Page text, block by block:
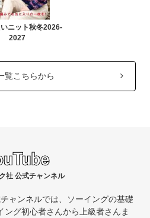
ニット秋冬2026-
2027
覧こちらから
社 公式チャンネル
ャンネルでは、ソーイングの基礎
ング初心者さんから上級者さんま